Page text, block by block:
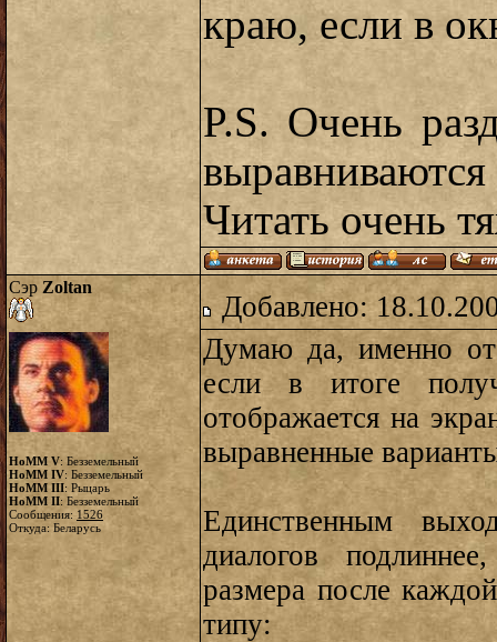
краю, если в
P.S. Очень
Читать очень
Сэр Zoltan
HoMM V: Безземельный
HoMM IV: Безземельный
HoMM III: Рыцарь
HoMM II: Безземельный
Сообщения: 1526
Откуда: Беларусь
Добавлено:
Думаю да, именно от
если в итоге
отображается на
выравненные
Единственным
диалогов
размера после
типу: